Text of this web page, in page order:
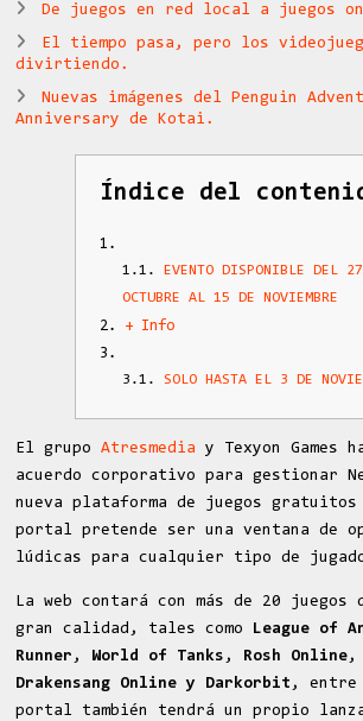
De juegos en red local a juegos
El tiempo pasa, pero los
divirtiendo.
Nuevas imágenes del Penguin
Anniversary de Kotai.
Índice del
EVENTO DISPONIBLE DEL
OCTUBRE AL 15 DE NOVIEMBRE
+ Info
SOLO HASTA EL 3 DE
El grupoAtresmedia
y Texyon Games
acuerdo corporativo para gestionar
nueva plataforma de juegos
portalpretende ser una ventana de
lúdicas para cualquier tipo de
La web contará con más de 20 juegos
gran calidad, tales como
League of
Runner , World of Tanks , Rosh Online ,
Drakensang Online
y Darkorbit ,
portal también tendrá un propio